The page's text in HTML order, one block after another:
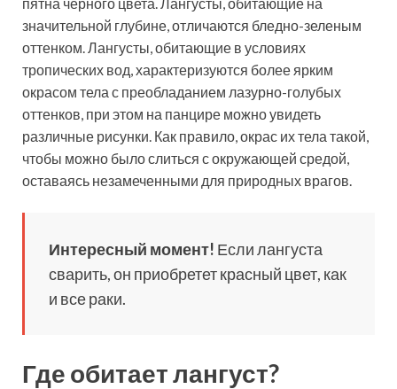
значительной глубине, отличаются бледно-зеленым
оттенком. Лангусты, обитающие в условиях
тропических вод, характеризуются более ярким
окрасом тела с преобладанием лазурно-голубых
оттенков, при этом на панцире можно увидеть
различные рисунки. Как правило, окрас их тела такой,
чтобы можно было слиться с окружающей средой,
оставаясь незамеченными для природных врагов.
Интересный момент! Если лангуста
сварить, он приобретет красный цвет, как
и все раки.
Где обитает лангуст?